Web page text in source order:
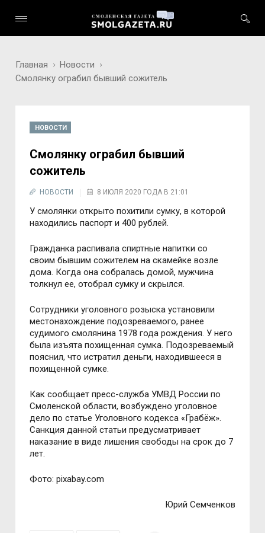
Главная
Новости
Смолянку ограбил бывший сожитель
НОВОСТИ
Смолянку ограбил бывший
сожитель
НОВОСТИ 8 ИЮЛЯ 2020 ГОДА В 21:01
У смолянки открыто похитили сумку, в которой
находились паспорт и 400 рублей.
Гражданка распивала спиртные напитки со
своим бывшим сожителем на скамейке возле
дома. Когда она собралась домой, мужчина
толкнул ее, отобрал сумку и скрылся.
Сотрудники уголовного розыска установили
местонахождение подозреваемого, ранее
судимого смолянина 1978 года рождения. У него
была изъята похищенная сумка. Подозреваемый
пояснил, что истратил деньги, находившееся в
похищенной сумке.
Как сообщает пресс-служба УМВД России по
Смоленской области, возбуждено уголовное
дело по статье Уголовного кодекса «Грабёж».
Санкция данной статьи предусматривает
наказание в виде лишения свободы на срок до 7
лет.
Фото: pixabay.com
Юрий Семченков